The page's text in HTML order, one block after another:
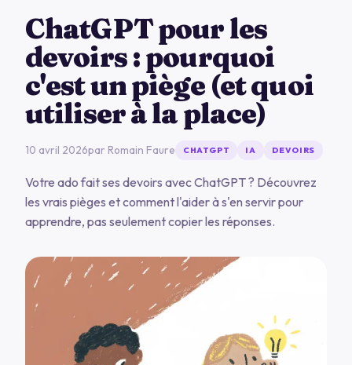
ChatGPT pour les
devoirs : pourquoi
c'est un piège (et quoi
utiliser à la place)
10 avril 2026par Romain Faure CHATGPT IA DEVOIRS
Votre ado fait ses devoirs avec ChatGPT ? Découvrez
les vrais pièges et comment l'aider à s'en servir pour
apprendre, pas seulement copier les réponses.